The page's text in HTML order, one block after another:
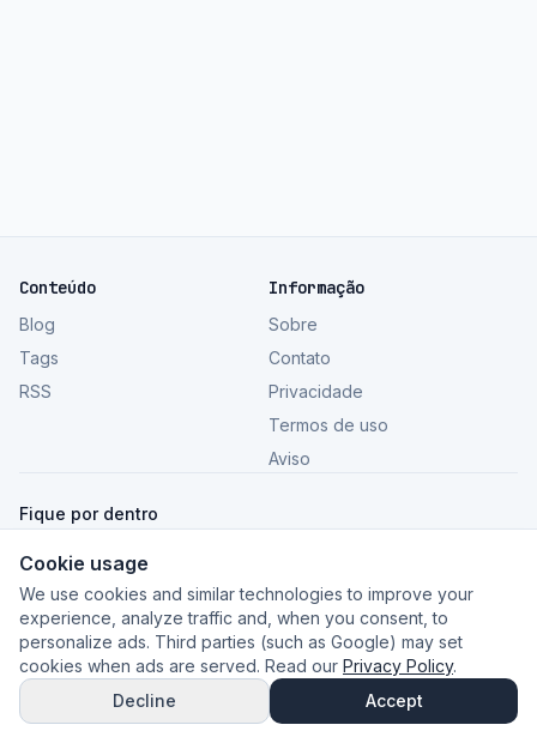
Cookie usage
We use cookies and similar technologies to improve your
experience, analyze traffic and, when you consent, to
personalize ads. Third parties (such as Google) may set
cookies when ads are served. Read our Privacy Policy.
Decline
Accept
Conteúdo
Blog
Tags
RSS
Informação
Sobre
Contato
Privacidade
Termos de uso
Aviso
Fique por dentro
Ver todos os artigos
©2026 GeceSaas Blog.Conteúdo informativo. Imagens:
Unsplash